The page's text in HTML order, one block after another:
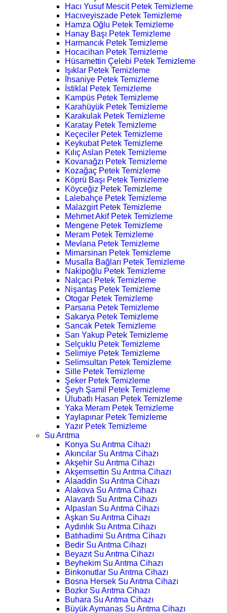
Hacı Yusuf Mescit Petek Temizleme
Hacıveyiszade Petek Temizleme
Hamza Oğlu Petek Temizleme
Hanay Başı Petek Temizleme
Harmancık Petek Temizleme
Hocacihan Petek Temizleme
Hüsamettin Çelebi Petek Temizleme
Işıklar Petek Temizleme
İhsaniye Petek Temizleme
İstiklal Petek Temizleme
Kampüs Petek Temizleme
Karahüyük Petek Temizleme
Karakulak Petek Temizleme
Karatay Petek Temizleme
Keçeciler Petek Temizleme
Keykubat Petek Temizleme
Kılıç Aslan Petek Temizleme
Kovanağzı Petek Temizleme
Kozağaç Petek Temizleme
Köprü Başı Petek Temizleme
Köyceğiz Petek Temizleme
Lalebahçe Petek Temizleme
Malazgirt Petek Temizleme
Mehmet Akif Petek Temizleme
Mengene Petek Temizleme
Meram Petek Temizleme
Mevlana Petek Temizleme
Mimarsinan Petek Temizleme
Musalla Bağları Petek Temizleme
Nakipoğlu Petek Temizleme
Nalçacı Petek Temizleme
Nişantaş Petek Temizleme
Otogar Petek Temizleme
Parsana Petek Temizleme
Sakarya Petek Temizleme
Sancak Petek Temizleme
Sarı Yakup Petek Temizleme
Selçuklu Petek Temizleme
Selimiye Petek Temizleme
Selimsultan Petek Temizleme
Sille Petek Temizleme
Şeker Petek Temizleme
Şeyh Şamil Petek Temizleme
Ulubatlı Hasan Petek Temizleme
Yaka Meram Petek Temizleme
Yaylapınar Petek Temizleme
Yazır Petek Temizleme
Su Arıtma
Konya Su Arıtma Cihazı
Akıncılar Su Arıtma Cihazı
Akşehir Su Arıtma Cihazı
Akşemsettin Su Arıtma Cihazı
Alaaddin Su Arıtma Cihazı
Alakova Su Arıtma Cihazı
Alavardı Su Arıtma Cihazı
Alpaslan Su Arıtma Cihazı
Aşkan Su Arıtma Cihazı
Aydınlık Su Arıtma Cihazı
Batıhadimi Su Arıtma Cihazı
Bedir Su Arıtma Cihazı
Beyazıt Su Arıtma Cihazı
Beyhekim Su Arıtma Cihazı
Binkonutlar Su Arıtma Cihazı
Bosna Hersek Su Arıtma Cihazı
Bozkır Su Arıtma Cihazı
Buhara Su Arıtma Cihazı
Büyük Aymanas Su Arıtma Cihazı